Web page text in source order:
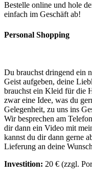
Bestelle online und hole
einfach im Geschäft ab!
Personal Shopping
Du brauchst dringend ein
Geist aufgeben, deine
brauchst ein Kleid für die
zwar eine Idee, was du
Gelegenheit, zu uns ins
Wir besprechen am
dir dann ein Video mit
kannst du dir dann gerne
Lieferung an deine
Investition: 20 € (zzgl.